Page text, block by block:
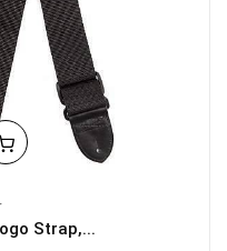
Strap,...